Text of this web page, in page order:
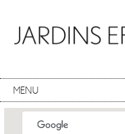
MENU